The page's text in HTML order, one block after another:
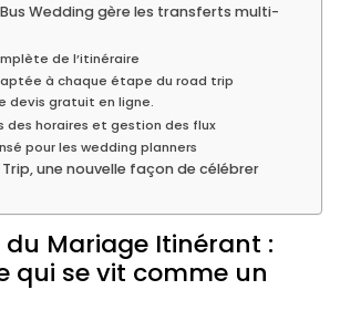
Wedding gère les transferts multi-
de l’itinéraire
à chaque étape du road trip
devis gratuit en ligne.
des horaires et gestion des flux
pour les wedding planners
une nouvelle façon de célébrer
du Mariage Itinérant :
qui se vit comme un